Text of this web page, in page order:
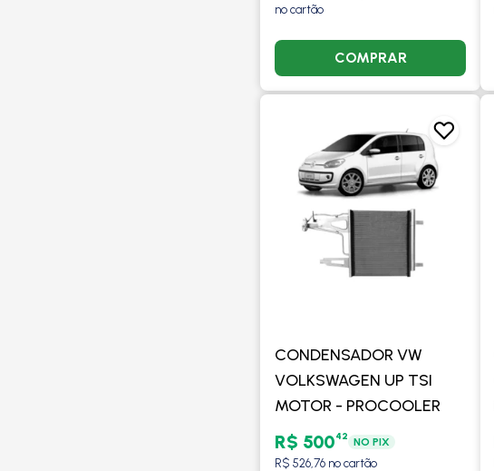
no cartão
COMPRAR
CONDENSADOR VW
VOLKSWAGEN UP TSI
MOTOR - PROCOOLER
R$ 50042 NO PIX
R$ 526,76 no cartão